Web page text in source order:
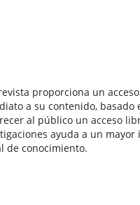
proporciona un
a su contenido, basado
al público un acceso
ayuda a un
de conocimiento.